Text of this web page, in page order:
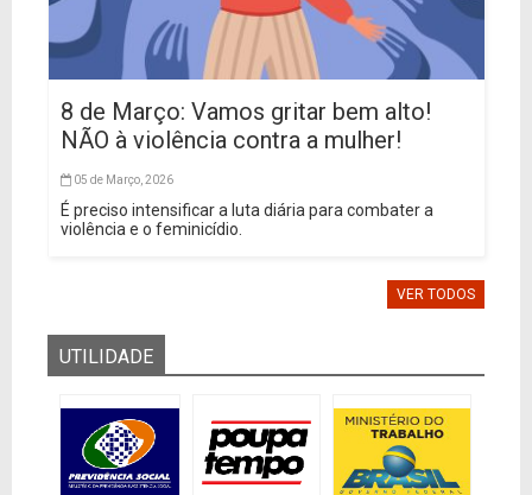
8 de Março: Vamos gritar bem alto!
NÃO à violência contra a mulher!
05 de Março, 2026
É preciso intensificar a luta diária para combater a
violência e o feminicídio.
VER TODOS
UTILIDADE